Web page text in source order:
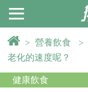
> 營養飲食 >
老化的速度呢？
健康飲食